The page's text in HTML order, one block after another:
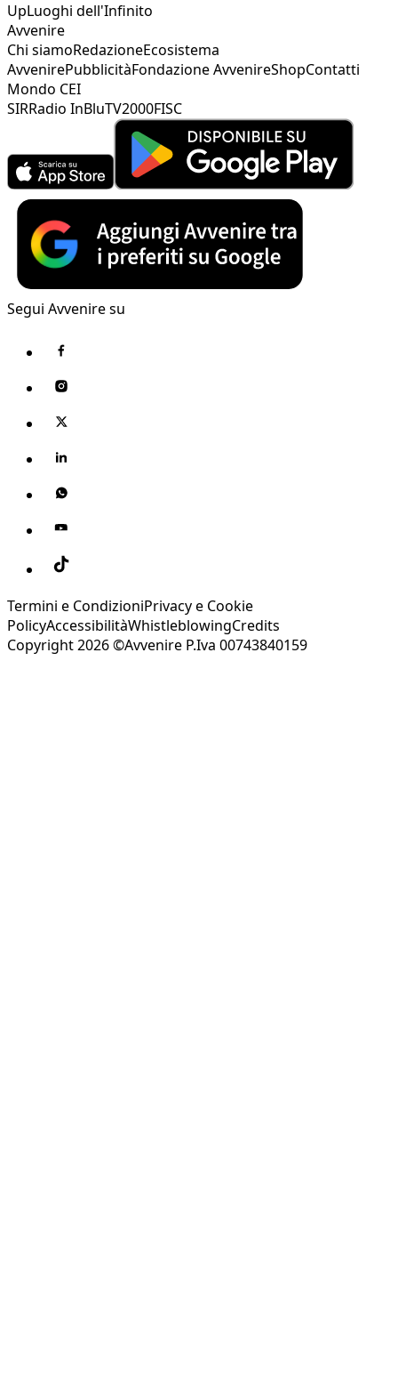
UpLuoghi dell'Infinito
Avvenire
Chi siamoRedazioneEcosistema
AvvenirePubblicitàFondazione AvvenireShopContatti
Mondo CEI
SIRRadio InBluTV2000FISC
Segui Avvenire su
Termini e CondizioniPrivacy e Cookie
PolicyAccessibilitàWhistleblowingCredits
Copyright 2026 ©Avvenire P.Iva 00743840159